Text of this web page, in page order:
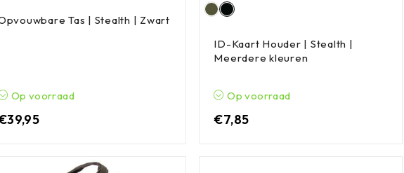
Tas | Stealth | Zwart
Op voorraad
39,95
ID-Kaart Houder | Stealth |
Meerdere kleuren
Op voorraad
€7,85